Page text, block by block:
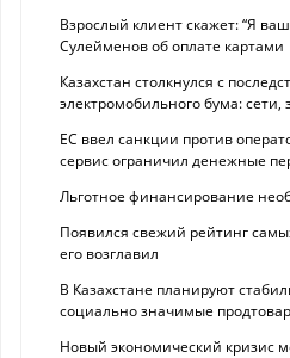
Взрослый клиент скажет: “Я
Сулейменов об оплате картами
Казахстан столкнулся с
электромобильного бума: сети,
ЕС ввел санкции против
сервис ограничил денежные
Льготное финансирование
Появился свежий рейтинг
его возглавил
В Казахстане планируют
социально значимые
Новый экономический кризис